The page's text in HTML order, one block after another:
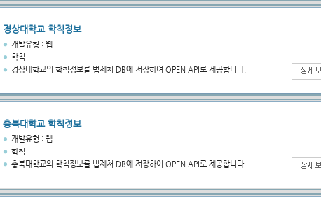
경상대학교 학칙정보
개발유형 : 웹
학칙
경상대학교의 학칙정보를 법제처 DB에 저장하여 OPEN API로 제공합니다.
충북대학교 학칙정보
개발유형 : 웹
학칙
충북대학교의 학칙정보를 법제처 DB에 저장하여 OPEN API로 제공합니다.